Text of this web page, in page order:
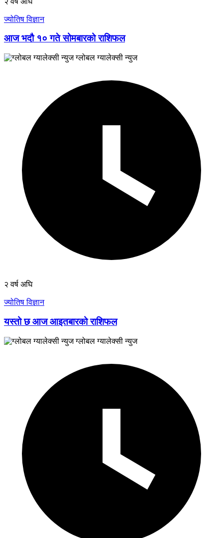
ज्योतिष विज्ञान
आज भदौ १० गते सोमबारको राशिफल
ग्लोबल ग्यालेक्सी न्युज
२ वर्ष अघि
ज्योतिष विज्ञान
यस्तो छ आज आइतबारको राशिफल
ग्लोबल ग्यालेक्सी न्युज